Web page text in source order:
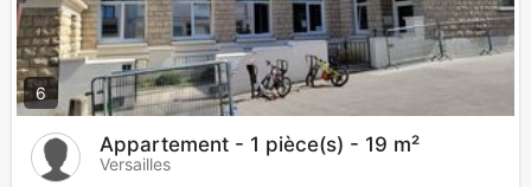
6
Appartement - 1 pièce(s) - 19 m²
Versailles